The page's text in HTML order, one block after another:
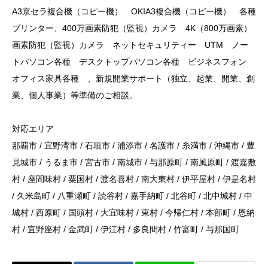
A3京セラ複合機（コピー機） OKIA3複合機（コピー機） 各種
プリンター、400万画素防犯（監視）カメラ 4K（800万画素）
画素防犯（監視）カメラ ネットセキュリティー UTM ノー
トパソコン各種 デスクトップパソコン各種 ビジネスフォン
オフィス家具各種 、新規開業サポート（独立、起業、開業、創
業、個人事業）等準備のご相談。
対応エリア
那覇市 / 宜野湾市 / 石垣市 / 浦添市 / 名護市 / 糸満市 / 沖縄市 / 豊
見城市 / うるま市 / 宮古市 / 南城市 / 与那原町 / 南風原町 / 渡嘉敷
村 / 座間味村 / 粟国村 / 渡名喜村 / 南大東村 / 伊平屋村 / 伊是名村
/ 久米島町 / 八重瀬町 / 読谷村 / 嘉手納町 / 北谷町 / 北中城村 / 中
城村 / 西原町 / 国頭村 / 大宜味村 / 東村 / 今帰仁村 / 本部町 / 恩納
村 / 宜野座村 / 金武町 / 伊江村 / 多良間村 / 竹富町 / 与那国町